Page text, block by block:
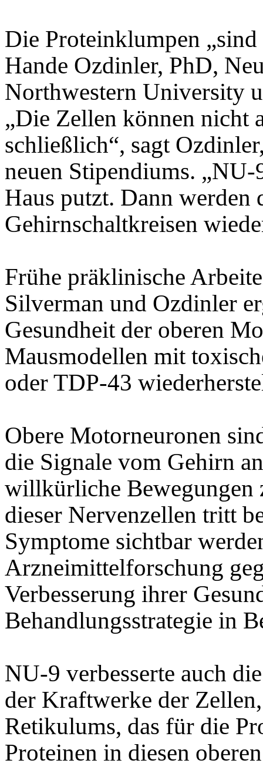
Die Proteinklumpen
Hande Ozdinler, PhD,
Northwestern University
„Die Zellen können nicht
schließlich“, sagt
neuen Stipendiums.
Haus putzt. Dann werden
Gehirnschaltkreisen
Frühe präklinische
Silverman und Ozdinler
Gesundheit der oberen
Mausmodellen mit
oder TDP-43
Obere Motorneuronen
die Signale vom Gehirn
willkürliche Bewegungen
dieser Nervenzellen tritt
Symptome sichtbar
Arzneimittelforschung
Verbesserung ihrer
Behandlungsstrategie in
NU-9 verbesserte auch
der Kraftwerke der
Retikulums, das für die
Proteinen in diesen